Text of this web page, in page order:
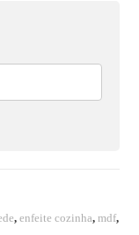
,enfeite cozinha,mdf,